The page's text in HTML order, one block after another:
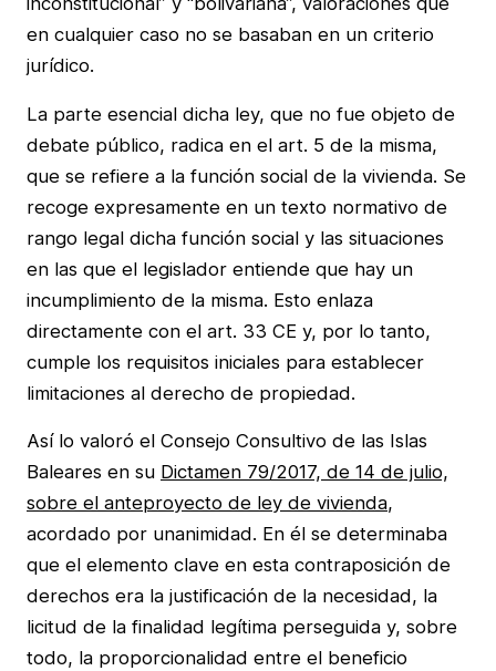
en cualquier caso no se basaban en un criterio
jurídico.
La parte esencial dicha ley, que no fue objeto de
debate público, radica en el art. 5 de la misma,
que se refiere a la función social de la vivienda. Se
recoge expresamente en un texto normativo de
rango legal dicha función social y las situaciones
en las que el legislador entiende que hay un
incumplimiento de la misma. Esto enlaza
directamente con el art. 33 CE y, por lo tanto,
cumple los requisitos iniciales para establecer
limitaciones al derecho de propiedad.
Así lo valoró el Consejo Consultivo de las Islas
Baleares en su Dictamen 79/2017, de 14 de julio,
sobre el anteproyecto de ley de vivienda,
acordado por unanimidad. En él se determinaba
que el elemento clave en esta contraposición de
derechos era la justificación de la necesidad, la
licitud de la finalidad legítima perseguida y, sobre
todo, la proporcionalidad entre el beneficio